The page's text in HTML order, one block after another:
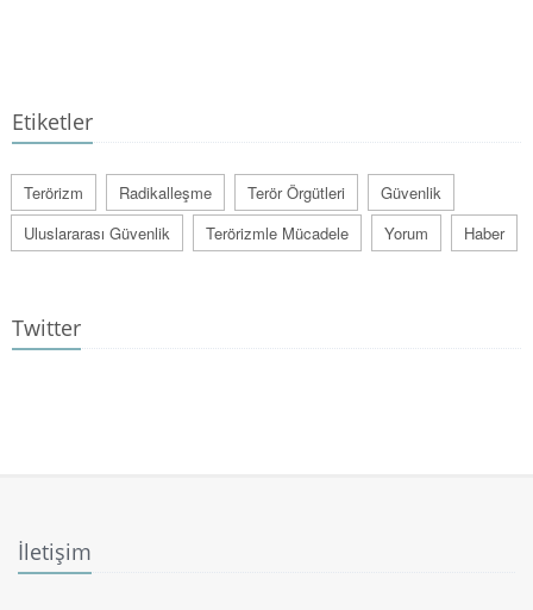
Etiketler
Terörizm Radikalleşme Terör Örgütleri
Güvenlik
Uluslararası Güvenlik
Terörizmle Mücadele Yorum Haber
Twitter
İletişim